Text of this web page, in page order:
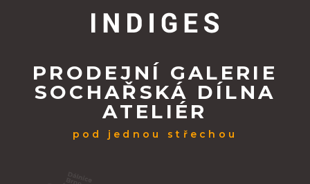
PRODEJNÍ GALERIE
SOCHAŘSKÁ DÍLNA
ATELIÉR
pod jednou střechou